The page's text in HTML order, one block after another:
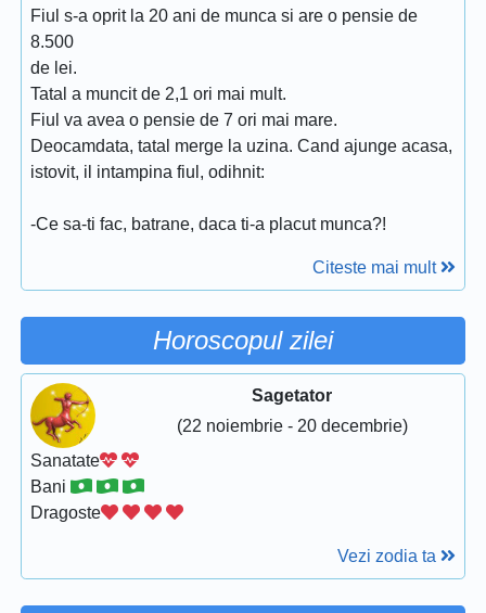
Fiul s-a oprit la 20 ani de munca si are o pensie de
8.500
de lei.
Tatal a muncit de 2,1 ori mai mult.
Fiul va avea o pensie de 7 ori mai mare.
Deocamdata, tatal merge la uzina. Cand ajunge acasa,
istovit, il intampina fiul, odihnit:
-Ce sa-ti fac, batrane, daca ti-a placut munca?!
Citeste mai mult
Horoscopul zilei
Sagetator
(22 noiembrie - 20 decembrie)
Sanatate
Bani
Dragoste
Vezi zodia ta